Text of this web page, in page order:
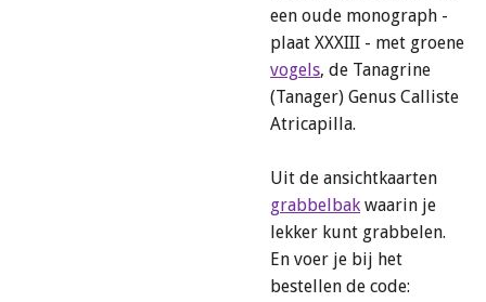
een oude monograph -
plaat XXXIII - met groene
vogels, de Tanagrine
(Tanager) Genus Calliste
Atricapilla.
Uit de ansichtkaarten
grabbelbak waarin je
lekker kunt grabbelen.
En voer je bij het
bestellen de code: